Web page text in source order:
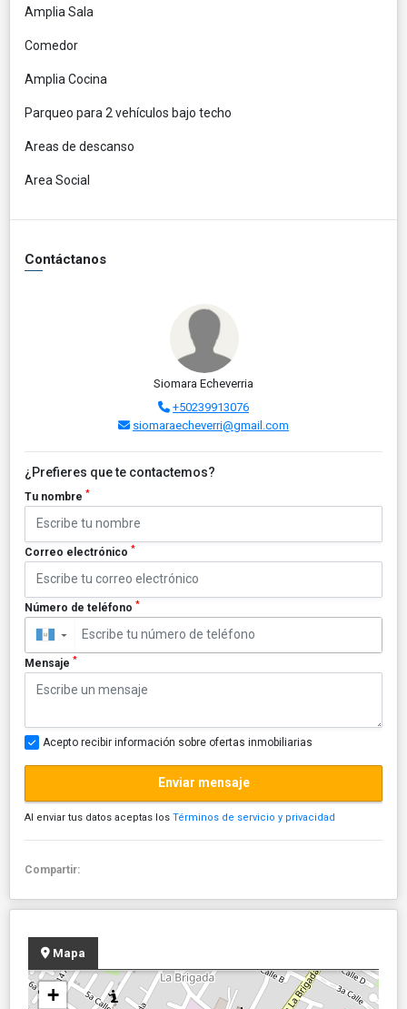
Amplia Sala
Comedor
Amplia Cocina
Parqueo para 2 vehículos bajo techo
Areas de descanso
Area Social
Contáctanos
Siomara Echeverria
+50239913076
siomaraecheverri@gmail.com
¿Prefieres que te contactemos?
Tu nombre *
Correo electrónico *
Número de teléfono *
▼
Mensaje *
Acepto recibir información sobre ofertas inmobiliarias
Enviar mensaje
Al enviar tus datos aceptas los Términos de servicio y privacidad
Compartir:
Mapa
+